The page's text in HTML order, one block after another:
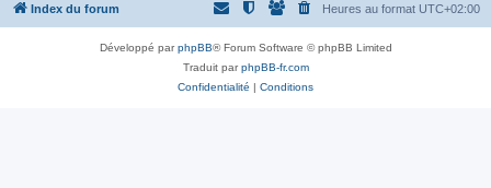
Index du forum Heures au format UTC+02:00
Développé parphpBB® Forum Software © phpBB Limited
Traduit parphpBB-fr.com
Confidentialité | Conditions